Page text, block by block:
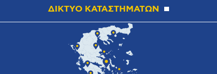
ΔΙΚΤΥΟ ΚΑΤΑΣΤΗΜΑΤΩΝ